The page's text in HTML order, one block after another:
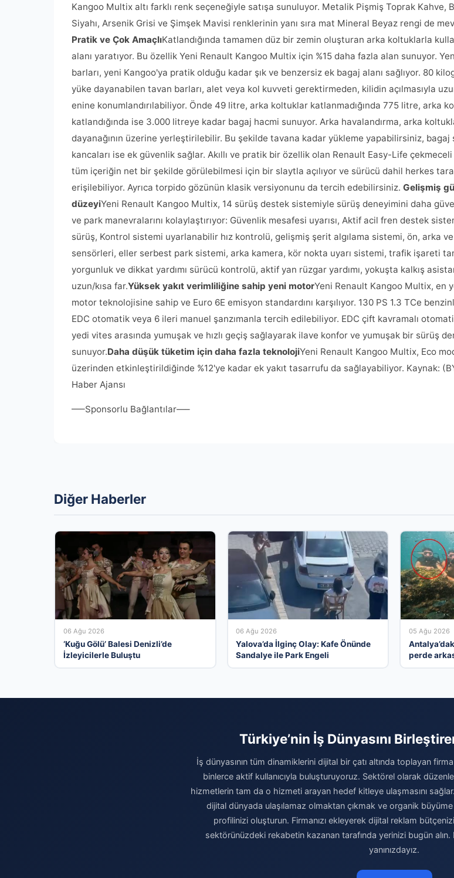
Kangoo Multix altı farklı renk seçeneğiyle satışa sunuluyor. Metalik Pişmiş Toprak Kahve,
Siyahı, Arsenik Grisi ve Şimşek Mavisi renklerinin yanı sıra mat Mineral Beyaz rengi de
Pratik ve Çok AmaçlıKatlandığında tamamen düz bir zemin oluşturan arka koltuklarla
alanı yaratıyor. Bu özellik Yeni Renault Kangoo Multix için %15 daha fazla alan sunuyor.
barları, yeni Kangoo'ya pratik olduğu kadar şık ve benzersiz ek bagaj alanı sağlıyor. 80
yüke dayanabilen tavan barları, alet veya kol kuvveti gerektirmeden, kilidin açılmasıyla
enine konumlandırılabiliyor. Önde 49 litre, arka koltuklar katlanmadığında 775 litre, arka
katlandığında ise 3.000 litreye kadar bagaj hacmi sunuyor. Arka havalandırma, arka
dayanağının üzerine yerleştirilebilir. Bu şekilde tavana kadar yükleme yapabilirsiniz, bagaj
kancaları ise ek güvenlik sağlar. Akıllı ve pratik bir özellik olan Renault Easy-Life
tüm içeriğin net bir şekilde görülebilmesi için bir slaytla açılıyor ve sürücü dahil herkes
erişilebiliyor. Ayrıca torpido gözünün klasik versiyonunu da tercih edebilirsiniz. Gelişmiş
düzeyiYeni Renault Kangoo Multix, 14 sürüş destek sistemiyle sürüş deneyimini daha
ve park manevralarını kolaylaştırıyor: Güvenlik mesafesi uyarısı, Aktif acil fren destek
sürüş, Kontrol sistemi uyarlanabilir hız kontrolü, gelişmiş şerit algılama sistemi, ön, arka
sensörleri, eller serbest park sistemi, arka kamera, kör nokta uyarı sistemi, trafik işareti
yorgunluk ve dikkat yardımı sürücü kontrolü, aktif yan rüzgar yardımı, yokuşta kalkış
uzun/kısa far.Yüksek yakıt verimliliğine sahip yeni motorYeni Renault Kangoo Multix, en
motor teknolojisine sahip ve Euro 6E emisyon standardını karşılıyor. 130 PS 1.3 TCe
EDC otomatik veya 6 ileri manuel şanzımanla tercih edilebiliyor. EDC çift kavramalı
yedi vites arasında yumuşak ve hızlı geçiş sağlayarak ilave konfor ve yumuşak bir sürüş
sunuyor.Daha düşük tüketim için daha fazla teknolojiYeni Renault Kangoo Multix, Eco
üzerinden etkinleştirildiğinde %12'ye kadar ek yakıt tasarrufu da sağlayabiliyor. Kaynak:
Haber Ajansı
—–Sponsorlu Bağlantılar—–
Diğer Haberler
06 Ağu 2026
‘Kuğu Gölü’ Balesi Denizli’de
İzleyicilerle Buluştu
06 Ağu 2026
Yalova’da İlginç Olay: Kafe Önünde
Sandalye ile Park Engeli
05 Ağu 2026
perde
Türkiye’nin İş Dünyasını
İş dünyasının tüm dinamiklerini dijital bir çatı altında toplayan
binlerce aktif kullanıcıyla buluşturuyoruz. Sektörel olarak
hizmetlerin tam da o hizmeti arayan hedef kitleye ulaşmasını
dijital dünyada ulaşılamaz olmaktan çıkmak ve organik büyüme
profilinizi oluşturun. Firmanızı ekleyerek dijital reklam
sektörünüzdeki rekabetin kazanan tarafında yerinizi bugün alın.
yanınızdayız.